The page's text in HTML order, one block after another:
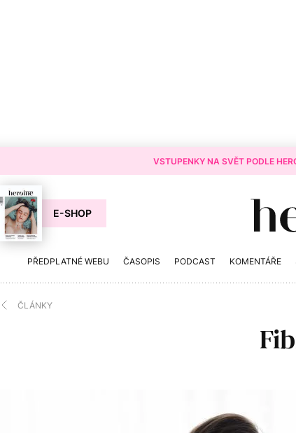
VSTUPENKY NA SVĚT PODLE
E-SHOP
PŘEDPLATNÉ WEBU ČASOPIS PODCAST KOMENTÁŘE
ČLÁNKY